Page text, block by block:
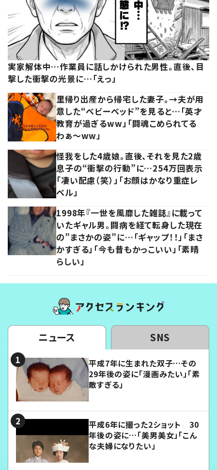
実家解体中…作業員に話しかけられた男性。直後、目
撃した衝撃の光景に…「えっ」
里帰り出産から帰宅した妻子。→夫が用
意した“ベビーベッド”を見ると…「英才
教育が過ぎるww」「闘魂こめられてる
わぁ～ww」
怪我をした4歳娘。直後、それを見た2歳
息子の“衝撃の行動”に…254万回表示
「凄い配慮（笑）」「お顔はかなり重症レ
ベル」
1998年『一世を風靡した雑誌』に載って
いたギャル男。闘病を経て転身した現在
の”まさかの姿”に…「ギャップ！！」「まさ
かすぎる」「今も昔もかっこいい」「素晴
らしい」
ニュース SNS
平成7年に生まれた双子…その
29年後の姿に「漫画みたい」「素
敵すぎる」
平成6年に撮った2ショット 30
年後の姿に…「美男美女」「こん
な夫婦になりたい」